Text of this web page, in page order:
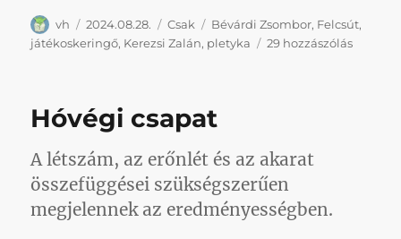
Szerző
vh Közzétéve
2024.08.28. Kategória
Csak Címke
Bévárdi Zsombor, Felcsút,
játékoskeringő, Kerezsi Zalán, pletyka 29 hozzászólásEnnél
Hóvégi csapat
A létszám, az erőnlét és az akarat
összefüggései szükségszerűen
megjelennek az eredményességben.